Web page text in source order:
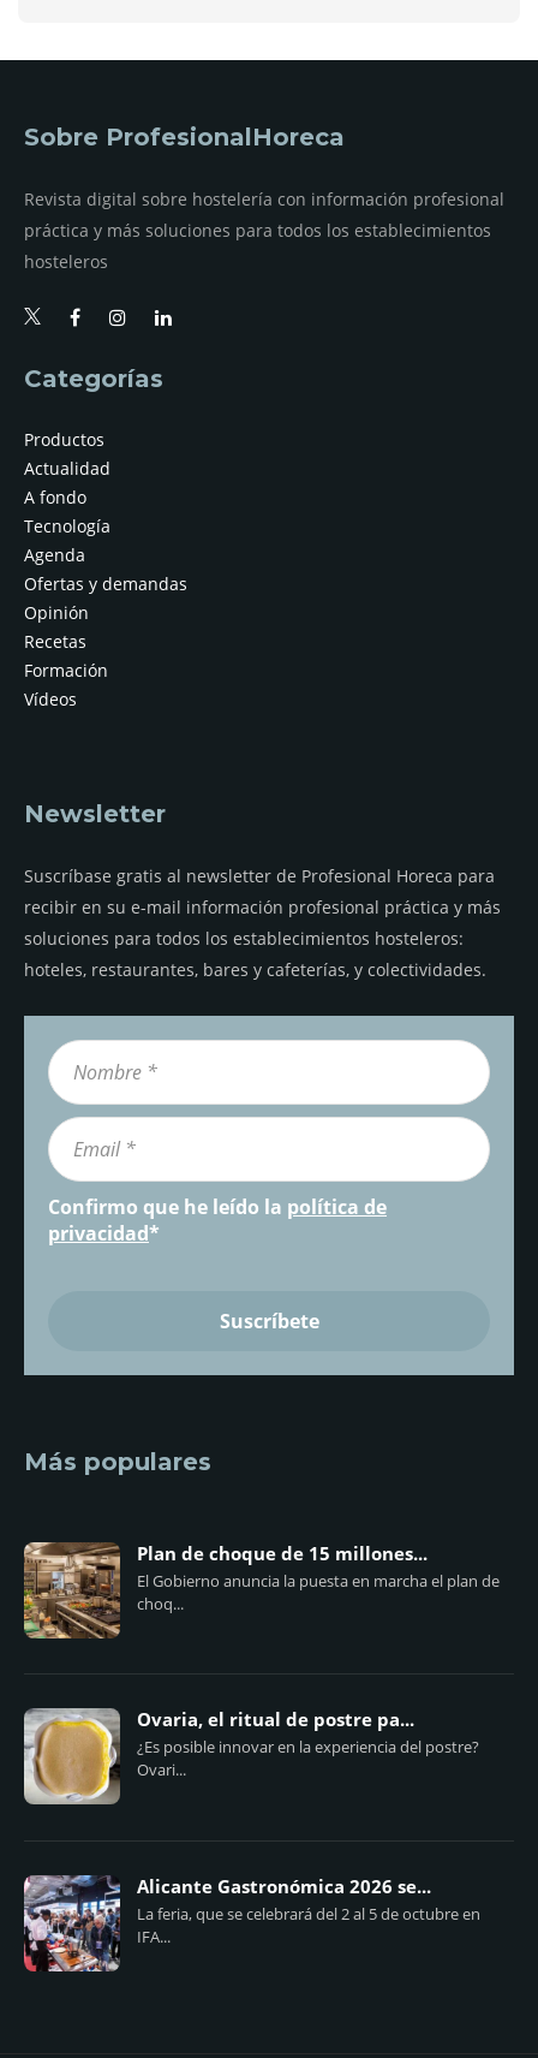
Sobre ProfesionalHoreca
Revista digital sobre hostelería con información profesional
práctica y más soluciones para todos los establecimientos
hosteleros
Categorías
Productos
Actualidad
A fondo
Tecnología
Agenda
Ofertas y demandas
Opinión
Recetas
Formación
Vídeos
Newsletter
Suscríbase gratis al newsletter de Profesional Horeca para
recibir en su e-mail información profesional práctica y más
soluciones para todos los establecimientos hosteleros:
hoteles, restaurantes, bares y cafeterías, y colectividades.
Confirmo que he leído la política de
privacidad*
Más populares
Plan de choque de 15 millones...
El Gobierno anuncia la puesta en marcha el plan de
choq...
Ovaria, el ritual de postre pa...
¿Es posible innovar en la experiencia del postre?
Ovari...
Alicante Gastronómica 2026 se...
La feria, que se celebrará del 2 al 5 de octubre en
IFA...